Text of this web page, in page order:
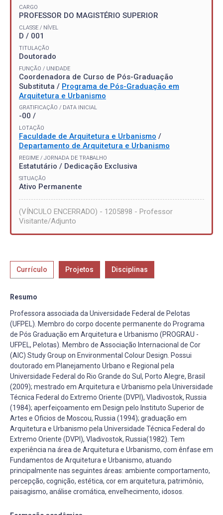
CARGO
PROFESSOR DO MAGISTÉRIO SUPERIOR
CLASSE / NÍVEL
D / 001
TITULAÇÃO
Doutorado
FUNÇÃO / UNIDADE
Coordenadora de Curso de Pós-Graduação
Substituta / Programa de Pós-Graduação em
Arquitetura e Urbanismo
GRATIFICAÇÃO / DATA INICIAL
-00 /
LOTAÇÃO
Faculdade de Arquitetura e Urbanismo /
Departamento de Arquitetura e Urbanismo
REGIME / JORNADA DE TRABALHO
Estatutário / Dedicação Exclusiva
SITUAÇÃO
Ativo Permanente
(VÍNCULO ENCERRADO) - 1205898 - Professor
Visitante/Adjunto
Currículo Projetos Disciplinas
Resumo
Professora associada da Universidade Federal de Pelotas
(UFPEL). Membro do corpo docente permanente do Programa
de Pós Graduação em Arquitetura e Urbanismo (PROGRAU -
UFPEL, Pelotas). Membro de Associação Internacional de Cor
(AIC) Study Group on Environmental Colour Design. Possui
doutorado em Planejamento Urbano e Regional pela
Universidade Federal do Rio Grande do Sul, Porto Alegre, Brasil
(2009); mestrado em Arquitetura e Urbanismo pela Universidade
Técnica Federal do Extremo Oriente (DVPI), Vladivostok, Russia
(1984); aperfeiçoamento em Design pelo Instituto Superior de
Artes e Oficios de Moscou, Russia (1994); graduação em
Arquitetura e Urbanismo pela Universidade Técnica Federal do
Extremo Oriente (DVPI), Vladivostok, Russia(1982). Tem
experiência na área de Arquitetura e Urbanismo, com ênfase em
Fundamentos de Arquitetura e Urbanismo, atuando
principalmente nas seguintes áreas: ambiente comportamento,
percepção, cognição, estética, cor em arquitetura, patrimônio,
paisagismo, análise cromática, envelhecimento, idosos.